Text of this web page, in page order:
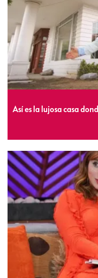
Así es la lujosa casa